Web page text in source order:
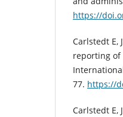
https://
Carlstedt E,
reporting of
77. https://
Carlstedt E,